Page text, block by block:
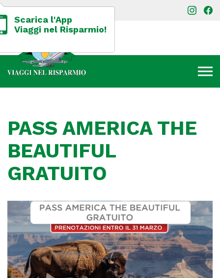
PASS AMERICA THE
BEAUTIFUL
GRATUITO
Scarica l'App
Viaggi nel Risparmio!